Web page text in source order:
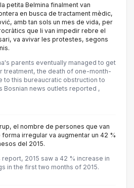
petita Belmina finalment van
en busca de tractament mèdic,
amb tan sols un mes de vida, per
que li van impedir rebre el
va avivar les protestes, segons
parents eventually managed to get
treatment, the death of one-month-
to this bureaucratic obstruction to
Bosnian news outlets reported ,
el nombre de persones que van
irregular va augmentar un 42 %
del 2015.
2015 saw a 42 % increase in
in the first two months of 2015.